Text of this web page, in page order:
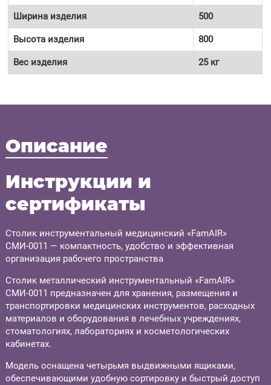
Ширина изделия 500
Высота изделия 800
Вес изделия 25 кг
Описание
Инструкции и
сертификаты
Столик инструментальный медицинский «FamAIR»
СМИ-0011 — компактность, удобство и эффективная
организация рабочего пространства
Столик металлический инструментальный «FamAIR»
СМИ-0011 предназначен для хранения, размещения и
транспортировки медицинских инструментов, расходных
материалов и оборудования в лечебных учреждениях,
стоматологиях, лабораториях и косметологических
кабинетах.
Модель оснащена четырьмя выдвижными ящиками,
обеспечивающими удобную сортировку и быстрый доступ